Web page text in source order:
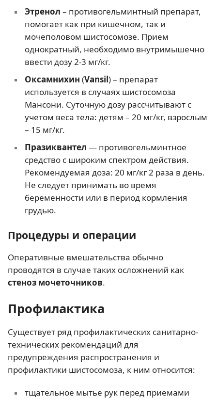
Этренол – противогельминтный препарат,
помогает как при кишечном, так и
мочеполовом шистосомозе. Прием
однократный, необходимо внутримышечно
ввести дозу 2-3 мг/кг.
Оксамнихин (Vansil) – препарат
используется в случаях шистосомоза
Мансони. Суточную дозу рассчитывают с
учетом веса тела: детям – 20 мг/кг, взрослым
– 15 мг/кг.
Празиквантел — противогельминтное
средство с широким спектром действия.
Рекомендуемая доза: 20 мг/кг 2 раза в день.
Не следует принимать во время
беременности или в период кормления
грудью.
Процедуры и операции
Оперативные вмешательства обычно
проводятся в случае таких осложнений как
стеноз мочеточников.
Профилактика
Существует ряд профилактических санитарно-
технических рекомендаций для
предупреждения распространения и
профилактики шистосомоза, к ним относится:
тщательное мытье рук перед приемами